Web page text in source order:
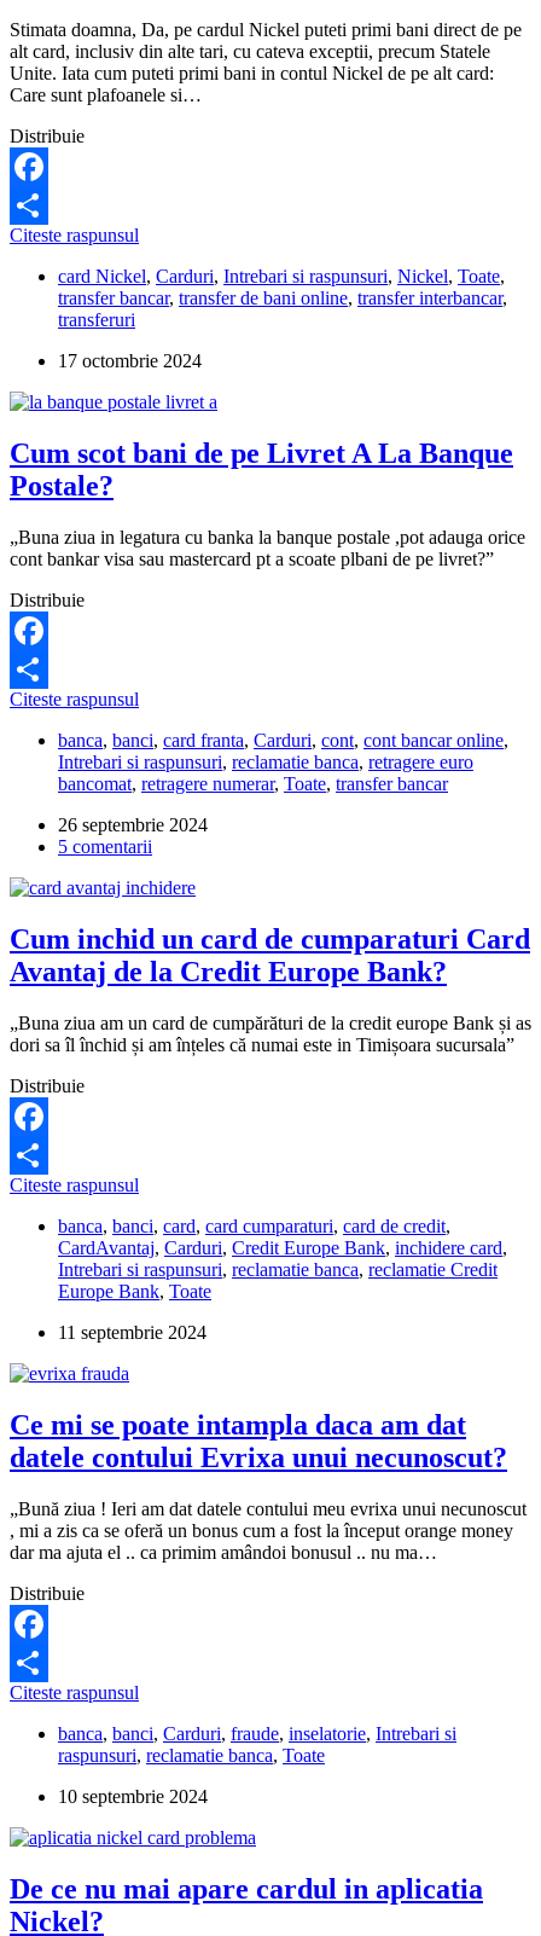
Stimata doamna, Da, pe cardul Nickel puteti primi bani direct de pe
alt card, inclusiv din alte tari, cu cateva exceptii, precum Statele
Unite. Iata cum puteti primi bani in contul Nickel de pe alt card:
Care sunt plafoanele si…
Distribuie
Facebook
Partajează
Citeste raspunsul
primesc
bani
alt card
alta
pe
cardul
card Nickel, Carduri, Intrebari si raspunsuri, Nickel, Toate,
transfer bancar, transfer de bani online, transfer interbancar,
transferuri
17 octombrie 2024
Cum scot bani de pe Livret A La Banque
Postale?
„Buna ziua in legatura cu banka la banque postale ,pot adauga orice
cont bankar visa sau mastercard pt a scoate plbani de pe livret?”
Distribuie
Facebook
Partajează
Citeste raspunsul
bani
de
pe
A
La
Postale?
banca, banci, card franta, Carduri, cont, cont bancar online,
Intrebari si raspunsuri, reclamatie banca, retragere euro
bancomat, retragere numerar, Toate, transfer bancar
26 septembrie 2024
5 comentarii
Cum inchid un card de cumparaturi Card
Avantaj de la Credit Europe Bank?
„Buna ziua am un card de cumpărături de la credit europe Bank și as
dori sa îl închid și am înțeles că numai este in Timișoara sucursala”
Distribuie
Facebook
Partajează
Citeste raspunsul
un
card
de
cumparaturi
Avantaj
Europe
Bank?
banca, banci, card, card cumparaturi, card de credit,
CardAvantaj, Carduri, Credit Europe Bank, inchidere card,
Intrebari si raspunsuri, reclamatie banca, reclamatie Credit
Europe Bank, Toate
11 septembrie 2024
Ce mi se poate intampla daca am dat
datele contului Evrixa unui necunoscut?
„Bună ziua ! Ieri am dat datele contului meu evrixa unui necunoscut
, mi a zis ca se oferă un bonus cum a fost la început orange money
dar ma ajuta el .. ca primim amândoi bonusul .. nu ma…
Distribuie
Facebook
Partajează
Citeste raspunsul
se
poate
daca
dat
contului
Evrixa
banca, banci, Carduri, fraude, inselatorie, Intrebari si
raspunsuri, reclamatie banca, Toate
10 septembrie 2024
De ce nu mai apare cardul in aplicatia
Nickel?